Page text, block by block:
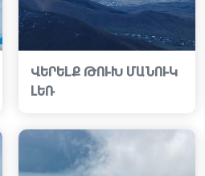
ՎԵՐԵԼՔ ԹՈՒԽ ՄԱՆՈՒԿ
ԼԵՌ